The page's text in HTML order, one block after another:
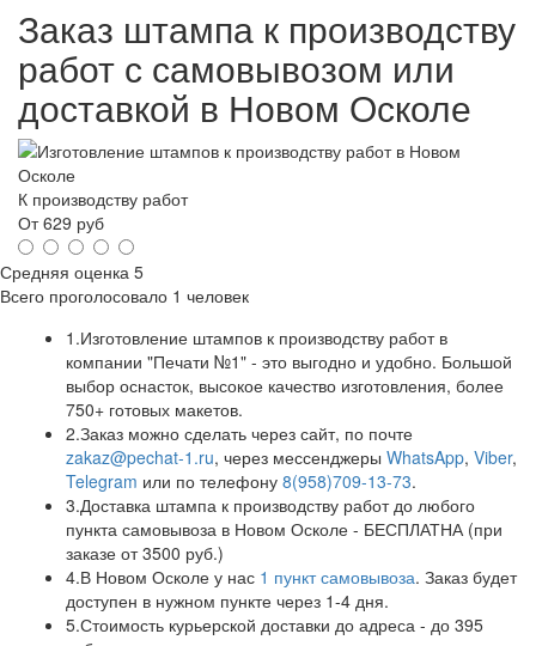
Заказ штампа к производству
работ с самовывозом или
доставкой в Новом Осколе
К производству работ
От629 руб
Средняя оценка 5
Всего проголосовало 1 человек
1.Изготовление штампов к производству работ в
компании "Печати №1" - это выгодно и удобно. Большой
выбор оснасток, высокое качество изготовления, более
750+ готовых макетов.
2.Заказ можно сделать через сайт, по почте
zakaz@pechat-1.ru, через мессенджеры WhatsApp, Viber,
Telegram или по телефону 8(958)709-13-73.
3.Доставка штампа к производству работ до любого
пункта самовывоза в Новом Осколе - БЕСПЛАТНА (при
заказе от 3500 руб.)
4.В Новом Осколе у нас 1 пункт самовывоза. Заказ будет
доступен в нужном пункте через 1-4 дня.
5.Стоимость курьерской доставки до адреса - до 395